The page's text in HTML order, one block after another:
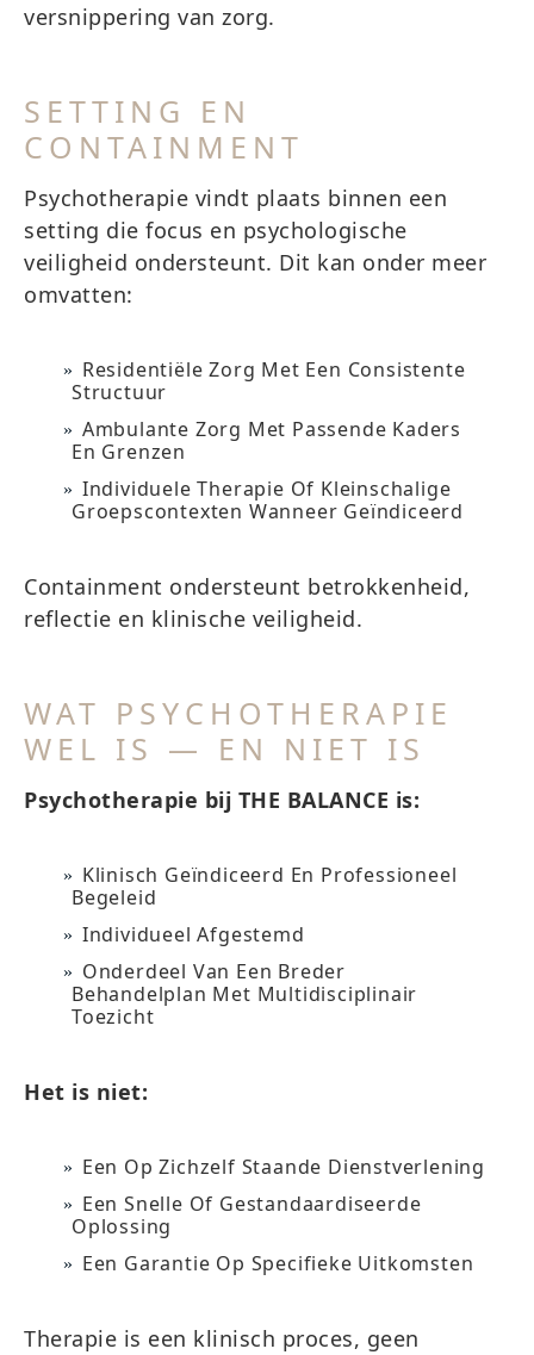
versnippering van zorg.
SETTING EN
CONTAINMENT
Psychotherapie vindt plaats binnen een
setting die focus en psychologische
veiligheid ondersteunt. Dit kan onder meer
omvatten:
Residentiële Zorg Met Een Consistente
Structuur
Ambulante Zorg Met Passende Kaders
En Grenzen
Individuele Therapie Of Kleinschalige
Groepscontexten Wanneer Geïndiceerd
Containment ondersteunt betrokkenheid,
reflectie en klinische veiligheid.
WAT PSYCHOTHERAPIE
WEL IS — EN NIET IS
Psychotherapie bij THE BALANCE is:
Klinisch Geïndiceerd En Professioneel
Begeleid
Individueel Afgestemd
Onderdeel Van Een Breder
Behandelplan Met Multidisciplinair
Toezicht
Het is niet:
Een Op Zichzelf Staande Dienstverlening
Een Snelle Of Gestandaardiseerde
Oplossing
Een Garantie Op Specifieke Uitkomsten
Therapie is een klinisch proces, geen